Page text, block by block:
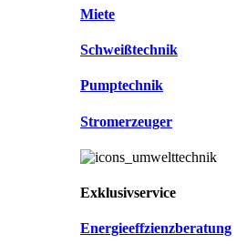
Miete
Schweißtechnik
Pumptechnik
Stromerzeuger
Exklusivservice
Energieeffzienzberatung